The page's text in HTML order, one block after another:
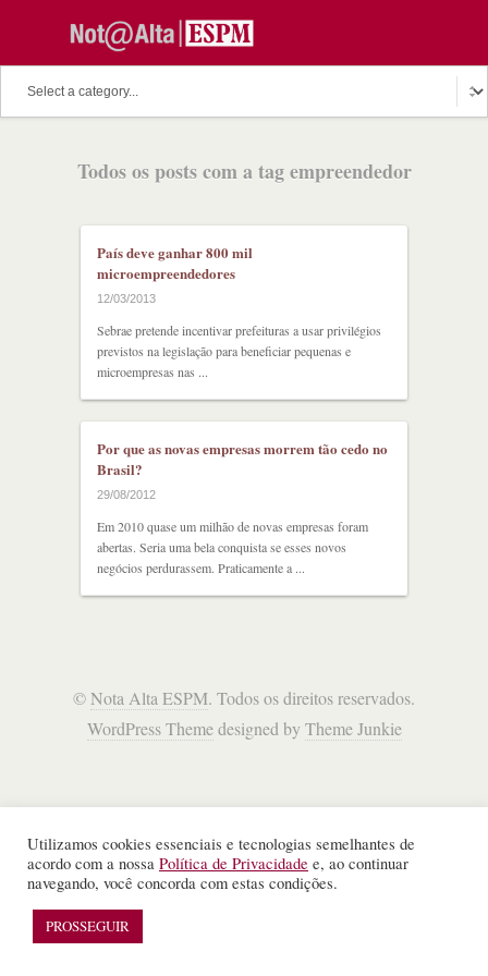
Todos os posts com a tag empreendedor
País deve ganhar 800 mil
microempreendedores
12/03/2013
Sebrae pretende incentivar prefeituras a usar privilégios
previstos na legislação para beneficiar pequenas e
microempresas nas ...
Por que as novas empresas morrem tão cedo no
Brasil?
29/08/2012
Em 2010 quase um milhão de novas empresas foram
abertas. Seria uma bela conquista se esses novos
negócios perdurassem. Praticamente a ...
©Nota Alta ESPM. Todos os direitos reservados.
WordPress Themedesigned by Theme Junkie
Utilizamos cookies essenciais e tecnologias semelhantes de
acordo com a nossa Política de Privacidade e, ao continuar
navegando, você concorda com estas condições.
PROSSEGUIR